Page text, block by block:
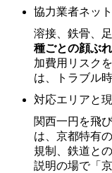
協力業者ネッ
溶接、鉄骨、
種ごとの顔ぶ
加費用リスク
は、トラブル
対応エリアと
関西一円を飛
は、京都特有
規制、鉄道と
説明の場で「